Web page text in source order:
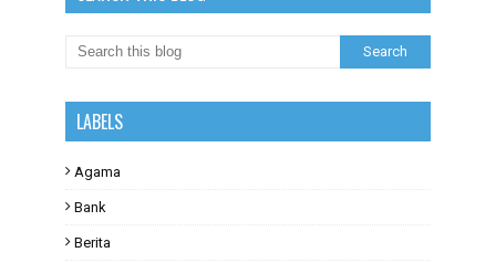
LABELS
Agama
Bank
Berita